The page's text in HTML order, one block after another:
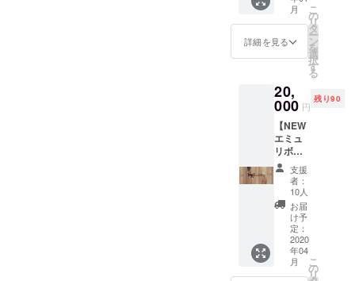
たしま
す。備
支援後
も支援
クト一
覧の詳
細か
ら、募
集終了
後まで
変更可
能で
す。そ
れ以後
の追記
変更は
お受け
できな
い場合
す。
日：17
時20
分〜
／土日
祝日：
15時20
分〜
（遅
刻・早
退OK）
※複数人
とご一
緒の場
合もご
ざいま
す！ ※
お届け
希望は
らいな
がら体
験でき
るプラ
ン！
れ様10
秒動
画・賄
い付
き） 平
日：22
時30
分〜23
時15分
頃まで
（早退
OK） ※
複数人
とご一
緒する
月
詳細を見る
こ
の
リ
タ
ー
ン
を
選
択
す
る
20,
000 円
残り90
【NEW
エミュ
リボン
プレミ
アム
セッ
ト】
コース
・クラ
ウド
ファン
ディン
グ限定T
支援
者：
10人
お届
け予
定：
2020
年04
月
こ
の
リ